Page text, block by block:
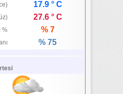
17.9 ° C
27.6 ° C
% % 7
% 75